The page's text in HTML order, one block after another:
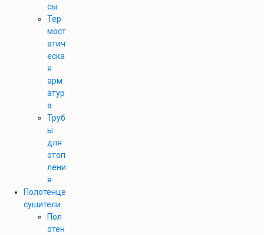
сы
Тер
мост
атич
еска
я
арм
атур
а
Труб
ы
для
отоп
лени
я
Полотенце
сушители
Пол
отен